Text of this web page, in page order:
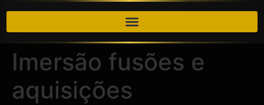
Imersão fusões e
aquisições